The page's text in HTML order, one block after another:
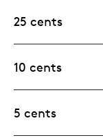
25 cents
10 cents
5 cents